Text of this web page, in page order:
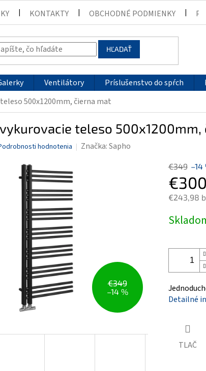
KONTAKTY OBCHODNÉ PODMIENKY
HĽADAŤ
Ventilátory Príslušenstvo do spŕch
500x1200mm, čierna mat
vykurovacie teleso
hodnotenia Značka:Sapho
€349
–14 %
€349 –14
€243,98
cena:
Detailné
TLAČ